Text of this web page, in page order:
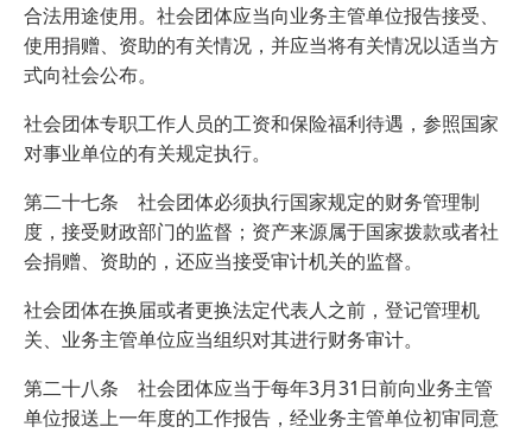
合法用途使用。社会团体应当向业务主管单位报告接受、
使用捐赠、资助的有关情况，并应当将有关情况以适当方
式向社会公布。
社会团体专职工作人员的工资和保险福利待遇，参照国家
对事业单位的有关规定执行。
第二十七条 社会团体必须执行国家规定的财务管理制
度，接受财政部门的监督；资产来源属于国家拨款或者社
会捐赠、资助的，还应当接受审计机关的监督。
社会团体在换届或者更换法定代表人之前，登记管理机
关、业务主管单位应当组织对其进行财务审计。
第二十八条 社会团体应当于每年3月31日前向业务主管
单位报送上一年度的工作报告，经业务主管单位初审同意